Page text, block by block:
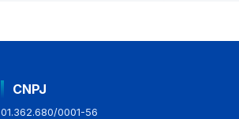
CNPJ
01.362.680/0001-56